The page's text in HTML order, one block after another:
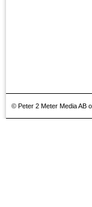
© Peter 2 Meter Media AB